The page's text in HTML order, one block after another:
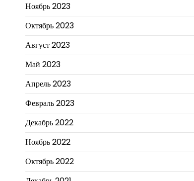
Ноябрь 2023
Октябрь 2023
Август 2023
Май 2023
Апрель 2023
Февраль 2023
Декабрь 2022
Ноябрь 2022
Октябрь 2022